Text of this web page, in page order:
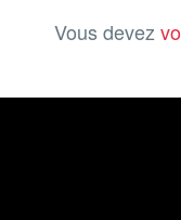
Vous devez